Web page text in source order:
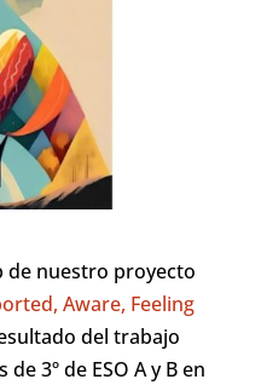
de nuestro proyecto
Aware, Feeling
del trabajo
3º de ESO A y B en